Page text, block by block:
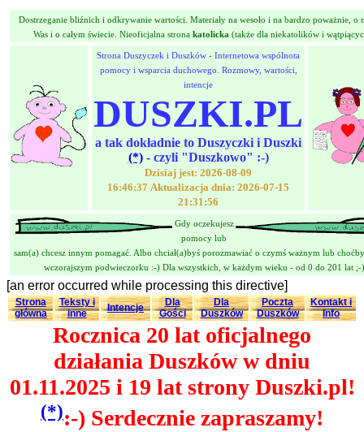
Dostrzeganie bliźnich i odkrywanie wartości. Materiały na wesoło i na bardzo poważnie, o
Was i o całym świecie. Nieoficjalna strona katolicka (także dla niekatolików i
Strona Duszyczek i Duszków - Internetowa wspólnota
pomocy i wsparcia duchowego. Rozmowy, wartości,
intencje
DUSZKI.PL
a tak dokładnie to Duszyczki i Duszki
(*)- czyli "Duszkowo" :-)
Dzisiaj jest: 2026-08-09
16:46:37 Aktualizacja dnia: 2026-07-15
21:31:56
Gdy oczekujesz
pomocy lub
sam(a) chcesz innym pomagać. Albo chciał(a)byś porozmawiać o czymś ważnym lub
wczorajszym podwieczorku :-) Dla wszystkich, w każdym wieku - od 0 do 201 lat ;-)
[an error occurred while processing this directive]
Strona
główna
Teksty i
inne
Intencje
Dla
Gości
Dla
Duszków
Poczta
Duszków
Kontakt i
Info
Rocznica 20 lat oficjalnego
działania Duszków w dniu
01.11.2025 i 19 lat strony Duszki.pl!
(*):-) Serdecznie zapraszamy!